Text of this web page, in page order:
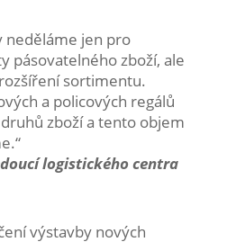
neděláme jen pro
pásovatelného zboží, ale
sortimentu.
a policových regálů
zboží a tento objem
logistického centra
výstavby nových